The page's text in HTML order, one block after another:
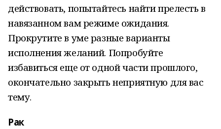
действовать, попытайтесь найти прелесть в
навязанном вам режиме ожидания.
Прокрутите в уме разные варианты
исполнения желаний. Попробуйте
избавиться еще от одной части прошлого,
окончательно закрыть неприятную для вас
тему.
Рак